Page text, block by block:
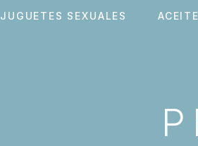
JUGUETES SEXUALES